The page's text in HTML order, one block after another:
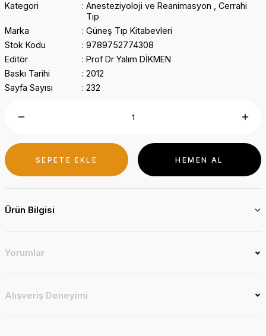
Kategori Anesteziyoloji ve Reanimasyon
Cerrahi
Tıp
Marka
Güneş Tıp Kitabevleri
Stok Kodu
9789752774308
Editör
Prof Dr Yalım DİKMEN
Baskı Tarihi
2012
Sayfa Sayısı
232
SEPETE EKLE HEMEN AL
Ürün Bilgisi
Yorumlar
Alışveriş Deneyimi